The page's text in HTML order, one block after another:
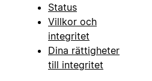
Status
Villkor och
integritet
Dina rättigheter
till integritet